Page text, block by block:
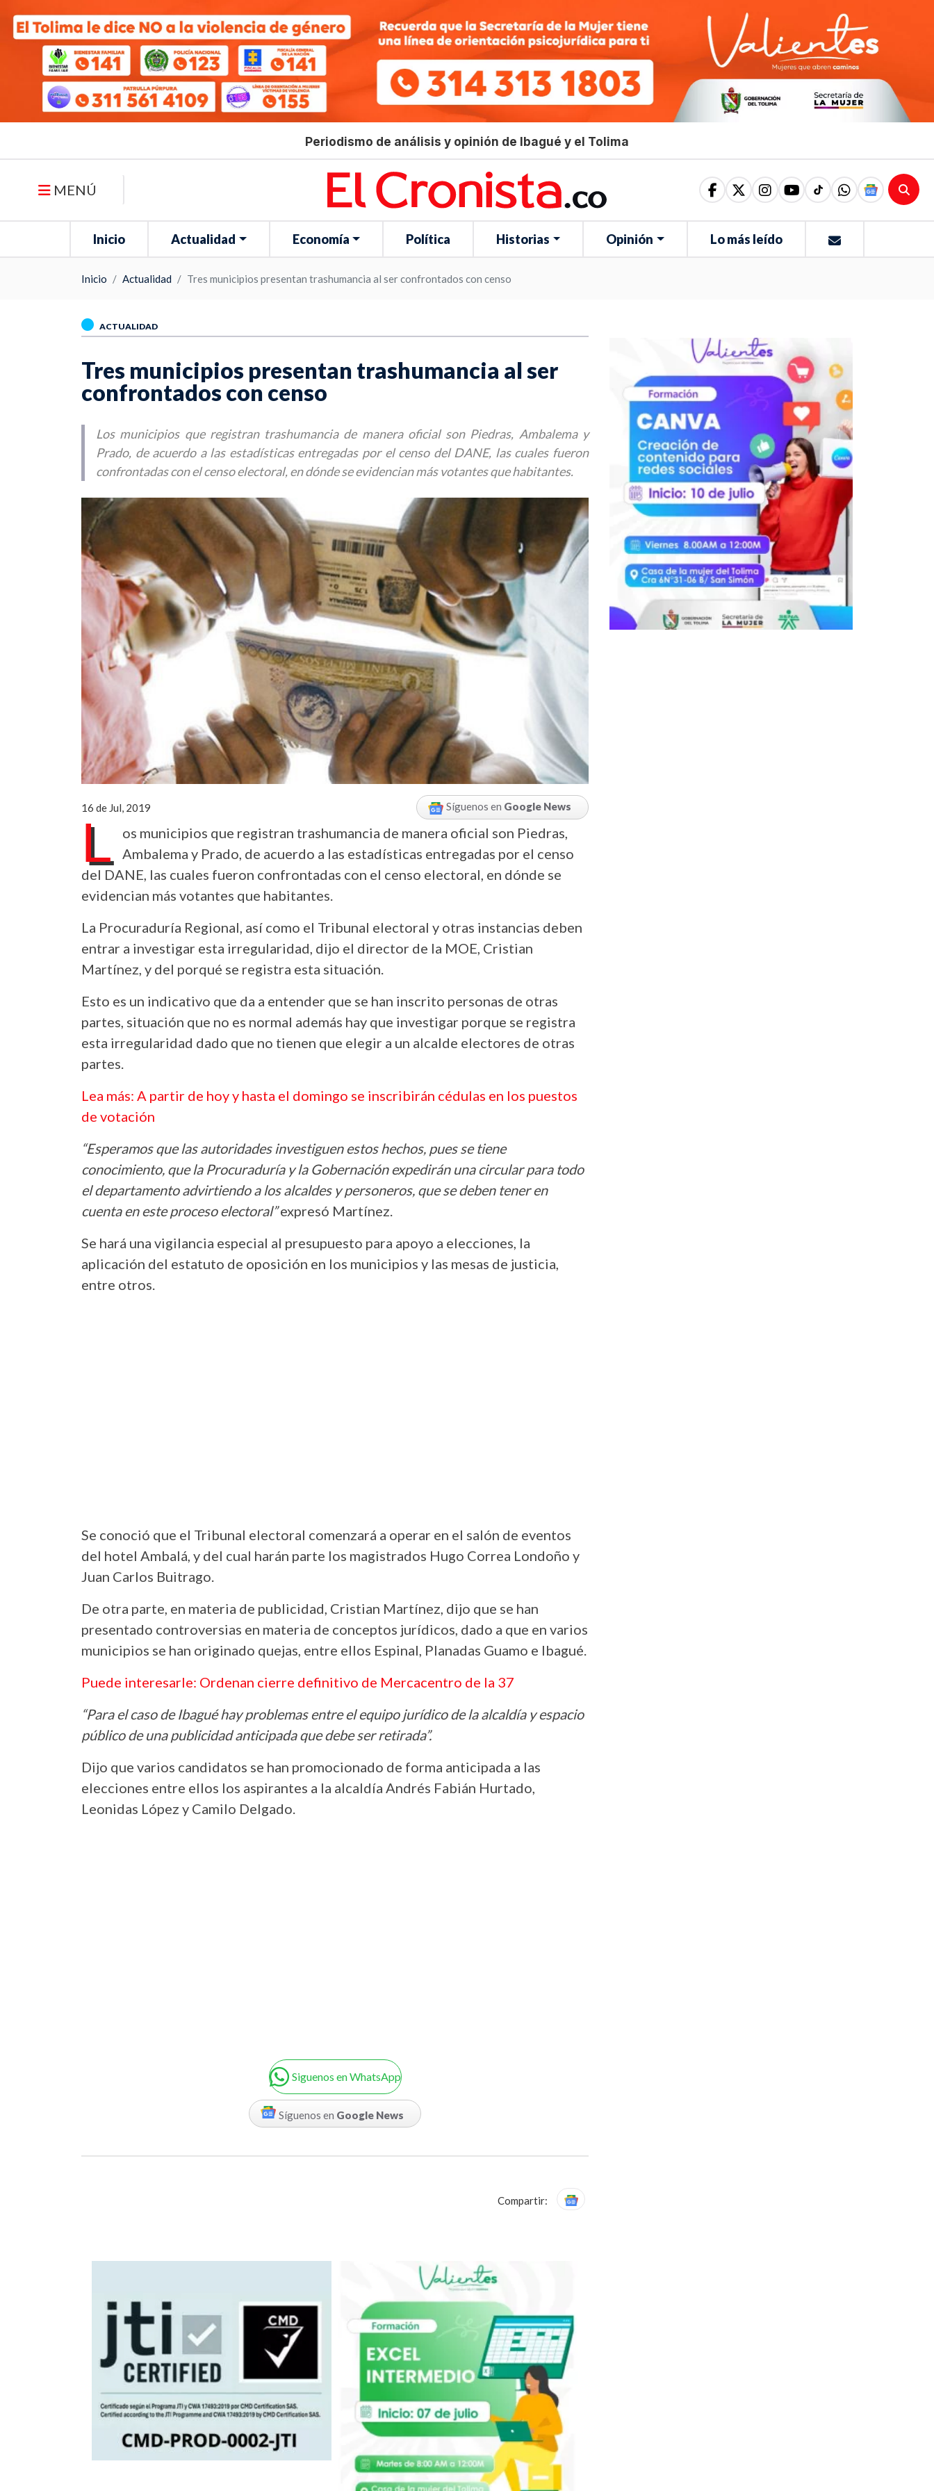
Periodismo de análisis y opinión de Ibagué y el Tolima
MENÚ
Inicio Actualidad Economía Política Historias Opinión Lo más leído
Inicio Actualidad Tres municipios presentan trashumancia al ser confrontados con censo
ACTUALIDAD
Tres municipios presentan trashumancia al ser
confrontados con censo
Los municipios que registran trashumancia de manera oficial son Piedras, Ambalema y
Prado, de acuerdo a las estadísticas entregadas por el censo del DANE, las cuales fueron
confrontadas con el censo electoral, en dónde se evidencian más votantes que habitantes.
16 de Jul, 2019 Síguenos en Google News
L
os municipios que registran trashumancia de manera oficial son Piedras,
Ambalema y Prado, de acuerdo a las estadísticas entregadas por el censo
del DANE, las cuales fueron confrontadas con el censo electoral, en dónde se
evidencian más votantes que habitantes.
La Procuraduría Regional, así como el Tribunal electoral y otras instancias deben
entrar a investigar esta irregularidad, dijo el director de la MOE, Cristian
Martínez, y del porqué se registra esta situación.
Esto es un indicativo que da a entender que se han inscrito personas de otras
partes, situación que no es normal además hay que investigar porque se registra
esta irregularidad dado que no tienen que elegir a un alcalde electores de otras
partes.
Lea más: A partir de hoy y hasta el domingo se inscribirán cédulas en los puestos
de votación
“Esperamos que las autoridades investiguen estos hechos, pues se tiene
conocimiento, que la Procuraduría y la Gobernación expedirán una circular para todo
el departamento advirtiendo a los alcaldes y personeros, que se deben tener en
cuenta en este proceso electoral”expresó Martínez.
Se hará una vigilancia especial al presupuesto para apoyo a elecciones, la
aplicación del estatuto de oposición en los municipios y las mesas de justicia,
entre otros.
Se conoció que el Tribunal electoral comenzará a operar en el salón de eventos
del hotel Ambalá, y del cual harán parte los magistrados Hugo Correa Londoño y
Juan Carlos Buitrago.
De otra parte, en materia de publicidad, Cristian Martínez, dijo que se han
presentado controversias en materia de conceptos jurídicos, dado a que en varios
municipios se han originado quejas, entre ellos Espinal, Planadas Guamo e Ibagué.
Puede interesarle: Ordenan cierre definitivo de Mercacentro de la 37
“Para el caso de Ibagué hay problemas entre el equipo jurídico de la alcaldía y espacio
público de una publicidad anticipada que debe ser retirada”.
Dijo que varios candidatos se han promocionado de forma anticipada a las
elecciones entre ellos los aspirantes a la alcaldía Andrés Fabián Hurtado,
Leonidas López y Camilo Delgado.
Siguenos en WhatsApp
Síguenos en Google News
Compartir: